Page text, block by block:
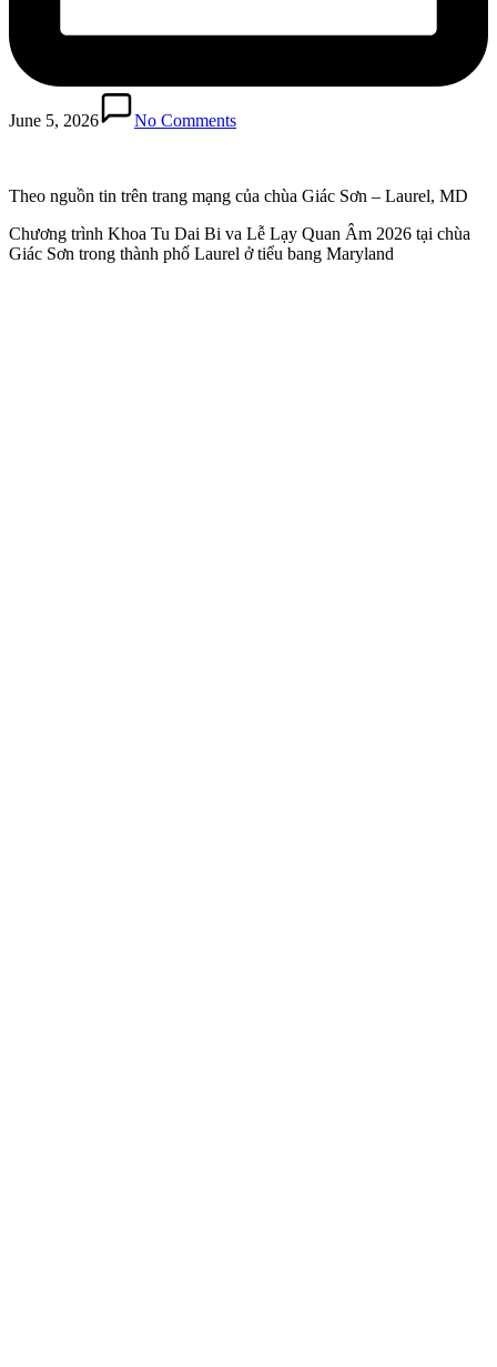
June 5, 2026 No Comments
Theo nguồn tin trên trang mạng của chùa Giác Sơn – Laurel, MD
Chương trình Khoa Tu Dai Bi va Lễ Lạy Quan Âm 2026 tại chùa
Giác Sơn trong thành phố Laurel ở tiểu bang Maryland